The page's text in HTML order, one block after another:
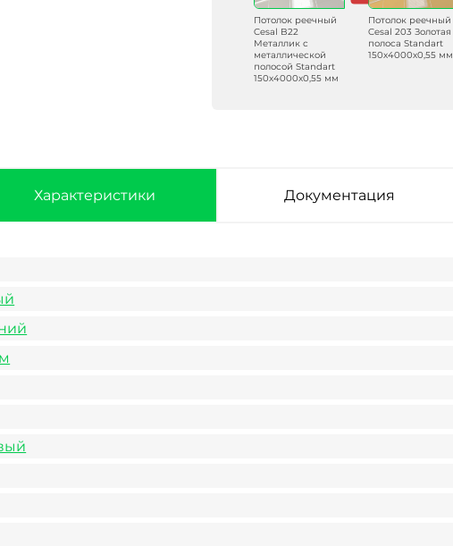
Потолок реечный
Cesal B22
Металлик с
металлической
полосой Standart
150х4000х0,55 мм
Потолок реечный
Cesal 203 Золотая
полоса Standart
150х4000х0,55 мм
Характеристики Документация